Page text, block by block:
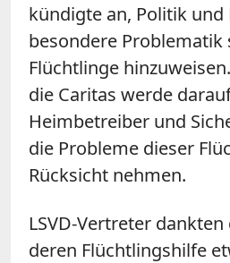
kündigte an, Politik und
besondere Problematik
Flüchtlinge
die Caritas werde
Heimbetreiber und
die Probleme dieser
Rücksicht nehmen.
LSVD-Vertreter
deren Flüchtlingshilfe